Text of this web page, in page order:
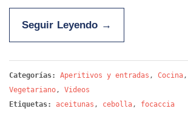
Seguir Leyendo →
Categorías: Aperitivos y entradas , Cocina ,
Vegetariano , Videos
Etiquetas:
aceitunas , cebolla , focaccia